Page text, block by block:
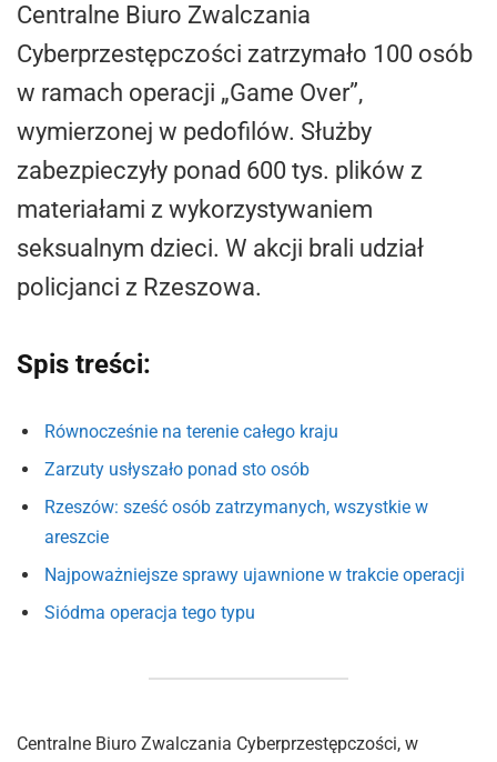
Centralne Biuro Zwalczania
Cyberprzestępczości zatrzymało 100 osób
w ramach operacji „Game Over”,
wymierzonej w pedofilów. Służby
zabezpieczyły ponad 600 tys. plików z
materiałami z wykorzystywaniem
seksualnym dzieci. W akcji brali udział
policjanci z Rzeszowa.
Spis treści:
Równocześnie na terenie całego kraju
Zarzuty usłyszało ponad sto osób
Rzeszów: sześć osób zatrzymanych, wszystkie w
areszcie
Najpoważniejsze sprawy ujawnione w trakcie operacji
Siódma operacja tego typu
Centralne Biuro Zwalczania Cyberprzestępczości, w